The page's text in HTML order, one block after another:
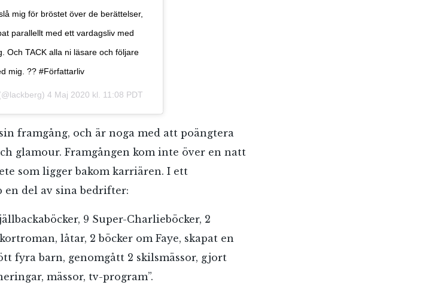
ÅNGRA OCH STÄNG
mig för bröstet över de berättelser,
parallellt med ett vardagsliv med
Och TACK alla ni läsare och följare
mig. ?? #Författarliv
4 Maj 2020 kl. 11:08 PDT
framgång, och är noga med att poängtera
glamour. Framgången kom inte över en natt
som ligger bakom karriären. I ett
del av sina bedrifter:
9 Super-Charlieböcker, 2
låtar, 2 böcker om Faye, skapat en
fyra barn, genomgått 2 skilsmässor, gjort
mässor, tv-program”.